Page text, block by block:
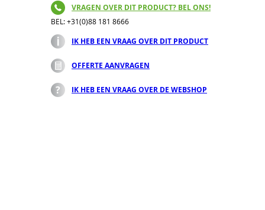
VRAGEN OVER DIT PRODUCT? BEL ONS!
BEL: +31(0)88 181 8666
IK HEB EEN VRAAG OVER DIT PRODUCT
OFFERTE AANVRAGEN
IK HEB EEN VRAAG OVER DE WEBSHOP